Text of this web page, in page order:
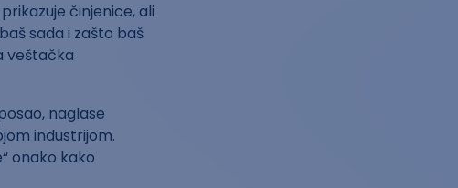
činjenice, ali
sada i zašto baš
veštačka
naglase
industrijom.
onako kako